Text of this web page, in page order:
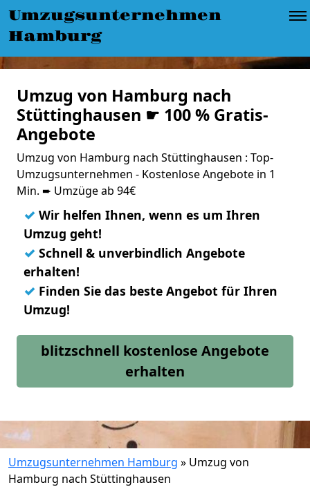
Umzugsunternehmen
Hamburg
Umzug von Hamburg nach
Stüttinghausen ☛ 100 % Gratis-
Angebote
Umzug von Hamburg nach Stüttinghausen : Top-
Umzugsunternehmen - Kostenlose Angebote in 1
Min. ➨ Umzüge ab 94€
✓ Wir helfen Ihnen, wenn es um Ihren
Umzug geht!
✓ Schnell & unverbindlich Angebote
erhalten!
✓ Finden Sie das beste Angebot für Ihren
Umzug!
blitzschnell kostenlose Angebote
erhalten
Umzugsunternehmen Hamburg » Umzug von
Hamburg nach Stüttinghausen